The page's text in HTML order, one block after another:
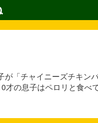
「チャイニーズチキン
の息子はペロリと食べ